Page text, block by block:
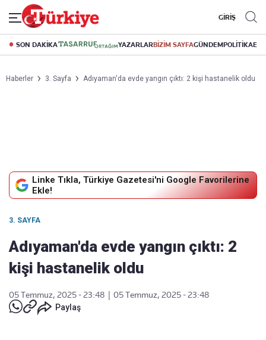
GİRİŞ
SON DAKİKA YAZARLARBİZİM SAYFAGÜNDEMPOLİTİKA
Haberler 3. Sayfa Adıyaman'da evde yangın çıktı: 2 kişi hastanelik oldu
Linke Tıkla, Türkiye Gazetesi'ni Google Favorilerine
Ekle!
3. SAYFA
Adıyaman'da evde yangın çıktı: 2
kişi hastanelik oldu
05 Temmuz, 2025 - 23:48
05 Temmuz, 2025 - 23:48
Paylaş